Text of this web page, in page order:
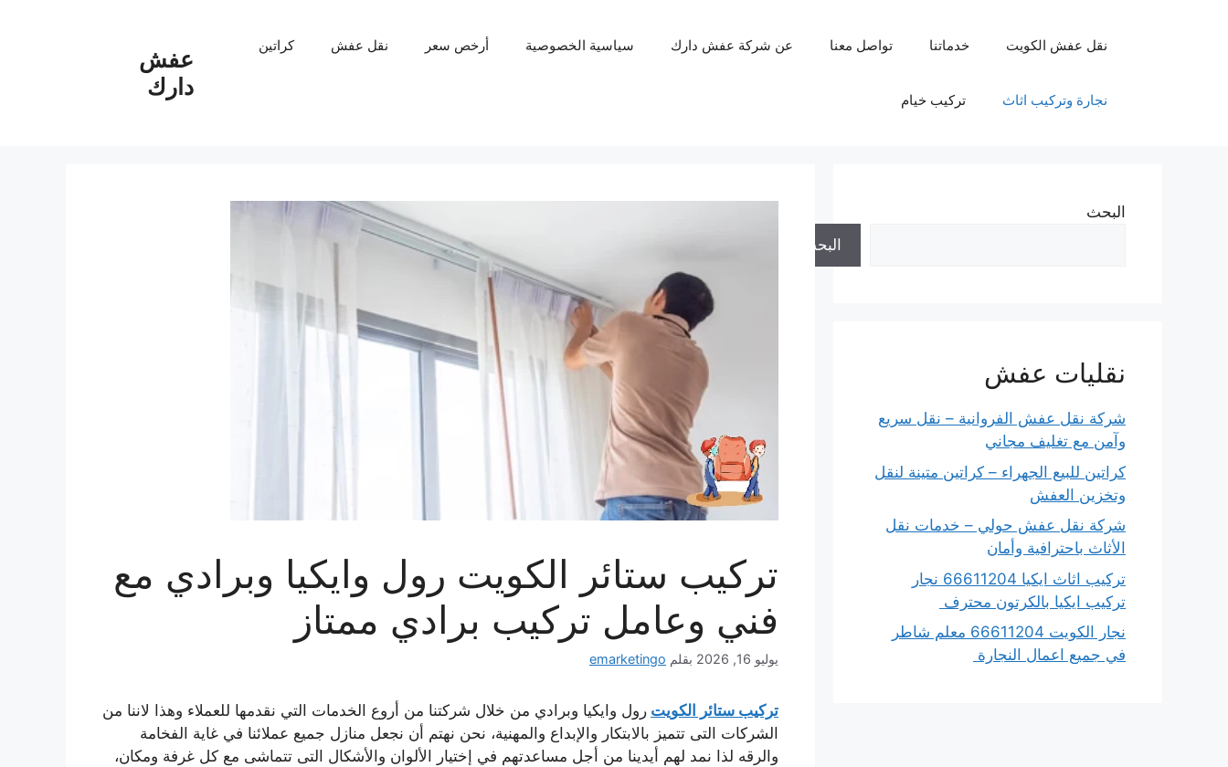
عفش
دارك
نقل عفش الكويت خدماتنا تواصل معنا عن شركة عفش دارك سياسية الخصوصية أرخص سعر نقل عفش كراتين
نجارة وتركيب اثاث تركيب خيام
تركيب ستائر الكويت رول وايكيا وبرادي مع
فني وعامل تركيب برادي ممتاز
يوليو 16, 2026 بقلم emarketingo
تركيب ستائر الكويت رول وايكيا وبرادي من خلال شركتنا من أروع الخدمات التي نقدمها للعملاء وهذا لاننا من
الشركات التى تتميز بالابتكار والإبداع والمهنية، نحن نهتم أن نجعل منازل جميع عملائنا في غاية الفخامة
والرقه لذا نمد لهم أيدينا من أجل مساعدتهم في إختيار الألوان والأشكال التى تتماشى مع كل غرفة ومكان،
البحث
البحث
نقليات عفش
شركة نقل عفش الفروانية – نقل سريع
وآمن مع تغليف مجاني
كراتين للبيع الجهراء – كراتين متينة لنقل
وتخزين العفش
شركة نقل عفش حولي – خدمات نقل
الأثاث باحترافية وأمان
تركيب اثاث ايكيا 66611204 نجار
تركيب ايكيا بالكرتون محترف
نجار الكويت 66611204 معلم شاطر
في جميع اعمال النجارة